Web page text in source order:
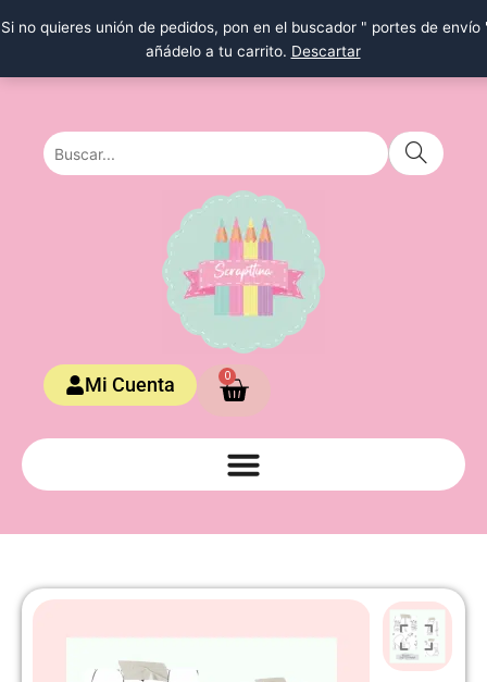
Si no quieres unión de pedidos, pon en el buscador " portes de envío
añádelo a tu carrito. Descartar
al
Mi Cuenta 0
Carrito